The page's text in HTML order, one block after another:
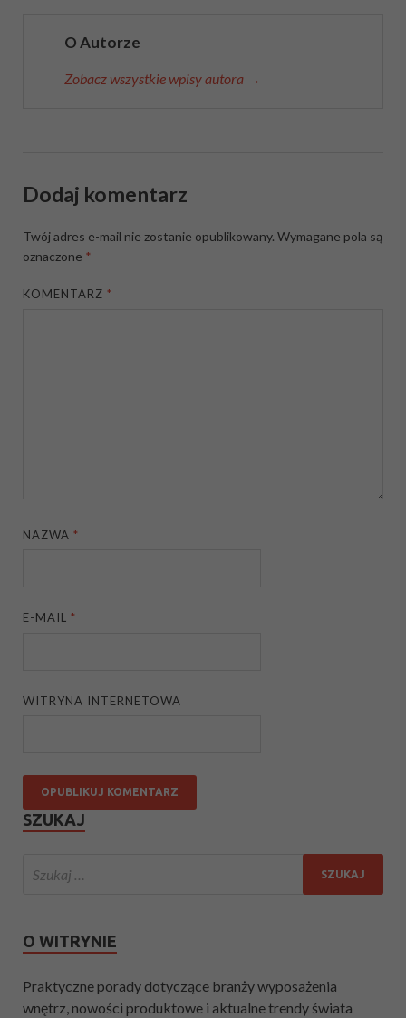
O Autorze
Zobacz wszystkie wpisy autora →
Dodaj komentarz
Twój adres e-mail nie zostanie opublikowany. Wymagane pola są
oznaczone *
KOMENTARZ*
NAZWA*
E-MAIL*
WITRYNA INTERNETOWA
SZUKAJ
O WITRYNIE
Praktyczne porady dotyczące branży wyposażenia
wnętrz, nowości produktowe i aktualne trendy świata